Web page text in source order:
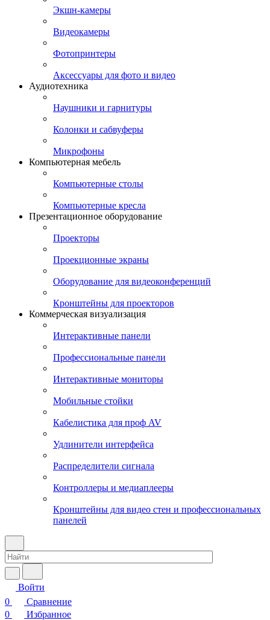
Экшн-камеры
Видеокамеры
Фотопринтеры
Аксессуары для фото и видео
Аудиотехника
Наушники и гарнитуры
Колонки и сабвуферы
Микрофоны
Компьютерная мебель
Компьютерные столы
Компьютерные кресла
Презентационное оборудование
Проекторы
Проекционные экраны
Оборудование для видеоконференций
Кронштейны для проекторов
Коммерческая визуализация
Интерактивные панели
Профессиональные панели
Интерактивные мониторы
Мобильные стойки
Кабелистика для проф AV
Удлинители интерфейса
Распределители сигнала
Контроллеры и медиаплееры
Кронштейны для видео стен и профессиональных
панелей
Войти
0
Сравнение
0
Избранное